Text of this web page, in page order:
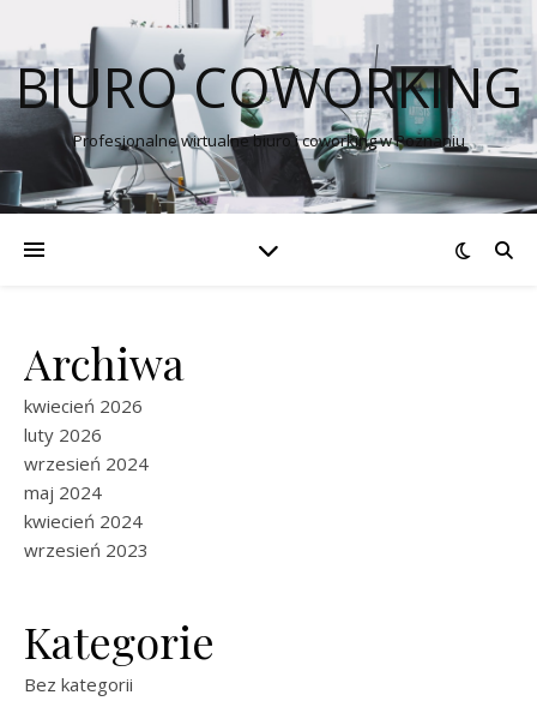
BIURO COWORKING
Profesjonalne wirtualne biuro i coworking w Poznaniu
Archiwa
kwiecień 2026
luty 2026
wrzesień 2024
maj 2024
kwiecień 2024
wrzesień 2023
Kategorie
Bez kategorii